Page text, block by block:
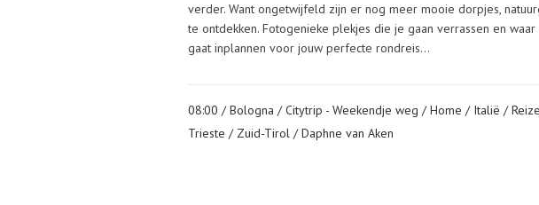
verder. Want ongetwijfeld zijn er nog meer mooie dorpjes,
te ontdekken. Fotogenieke plekjes die je gaan verrassen en
gaat inplannen voor jouw perfecte rondreis...
08:00 /Bologna /Citytrip - Weekendje weg /Home / Italië /
Trieste / Zuid-Tirol / Daphne van Aken